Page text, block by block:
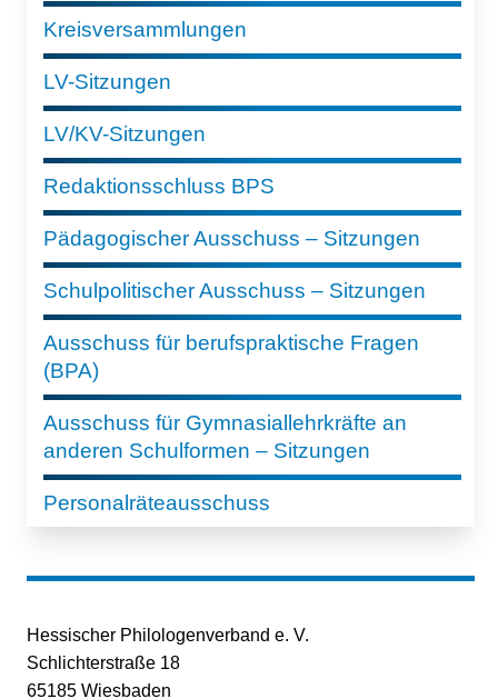
Kreisversammlungen
LV-Sitzungen
LV/KV-Sitzungen
Redaktionsschluss BPS
Pädagogischer Ausschuss – Sitzungen
Schulpolitischer Ausschuss – Sitzungen
Ausschuss für berufspraktische Fragen
(BPA)
Ausschuss für Gymnasiallehrkräfte an
anderen Schulformen – Sitzungen
Personalräteausschuss
Hessischer Philologenverband e. V.
Schlichterstraße 18
65185 Wiesbaden